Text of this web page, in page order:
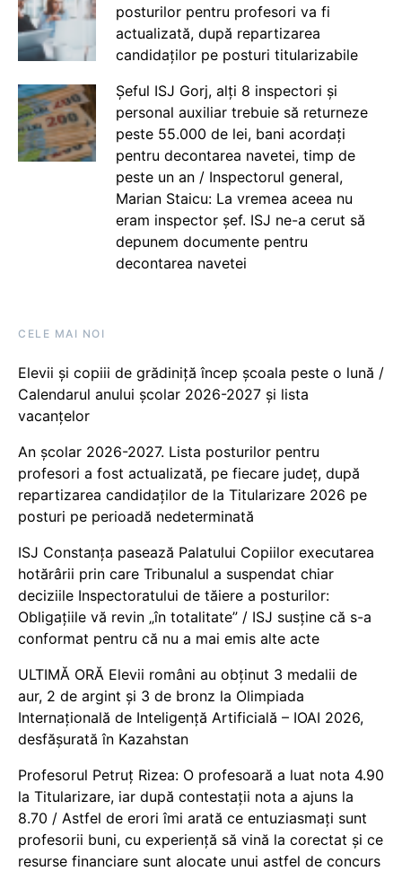
posturilor pentru profesori va fi
actualizată, după repartizarea
candidaților pe posturi titularizabile
Șeful ISJ Gorj, alți 8 inspectori și
personal auxiliar trebuie să returneze
peste 55.000 de lei, bani acordați
pentru decontarea navetei, timp de
peste un an / Inspectorul general,
Marian Staicu: La vremea aceea nu
eram inspector șef. ISJ ne-a cerut să
depunem documente pentru
decontarea navetei
CELE MAI NOI
Elevii și copiii de grădiniță încep școala peste o lună /
Calendarul anului școlar 2026-2027 și lista
vacanțelor
An școlar 2026-2027. Lista posturilor pentru
profesori a fost actualizată, pe fiecare județ, după
repartizarea candidaților de la Titularizare 2026 pe
posturi pe perioadă nedeterminată
ISJ Constanța pasează Palatului Copiilor executarea
hotărârii prin care Tribunalul a suspendat chiar
deciziile Inspectoratului de tăiere a posturilor:
Obligațiile vă revin „în totalitate” / ISJ susține că s-a
conformat pentru că nu a mai emis alte acte
ULTIMĂ ORĂ Elevii români au obținut 3 medalii de
aur, 2 de argint și 3 de bronz la Olimpiada
Internațională de Inteligență Artificială – IOAI 2026,
desfășurată în Kazahstan
Profesorul Petruț Rizea: O profesoară a luat nota 4.90
la Titularizare, iar după contestații nota a ajuns la
8.70 / Astfel de erori îmi arată ce entuziasmați sunt
profesorii buni, cu experiență să vină la corectat și ce
resurse financiare sunt alocate unui astfel de concurs